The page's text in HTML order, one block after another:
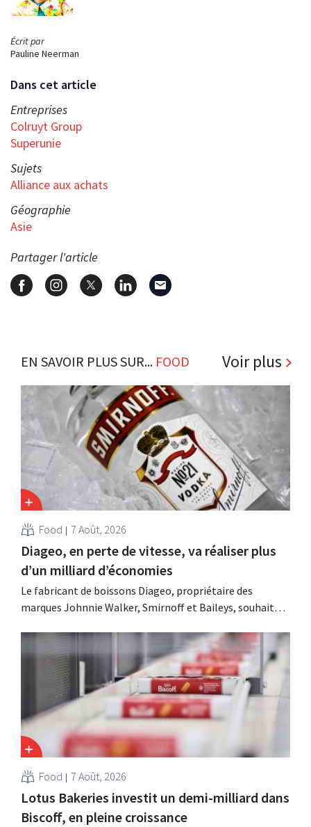
Écrit par
Pauline Neerman
Dans cet article
Entreprises
Colruyt Group
Superunie
Sujets
Alliance aux achats
Géographie
Asie
Partager l'article
EN SAVOIR PLUS SUR... FOOD Voir plus
Food 7 Août, 2026
Diageo, en perte de vitesse, va réaliser plus
d’un milliard d’économies
Le fabricant de boissons Diageo, propriétaire des
marques Johnnie Walker, Smirnoff et Baileys, souhaite,
considérablement ses coûts tout en investissant dans la
croissance, notamment pour Guinness et les cocktails
prêts à boire.
Food 7 Août, 2026
Lotus Bakeries investit un demi-milliard dans
Biscoff, en pleine croissance